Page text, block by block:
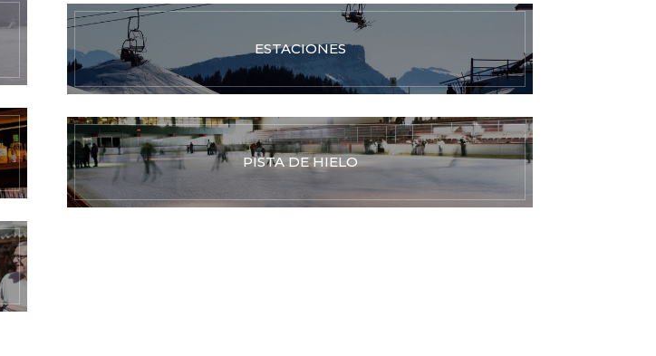
ESTACIONES
PISTA DE HIELO